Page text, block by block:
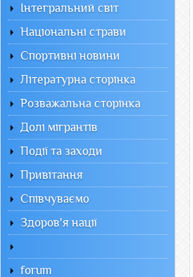
Інтегральний світ
Національні страви
Спортивні новини
Літературна сторінка
Розважальна сторінка
Долі мігрантів
Події та заходи
Привітання
Співчуваємо
Здоров'я нації
forum